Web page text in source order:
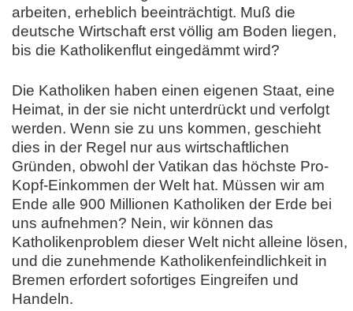
arbeiten, erheblich beeinträchtigt. Muß die
deutsche Wirtschaft erst völlig am Boden liegen,
bis die Katholikenflut eingedämmt wird?
Die Katholiken haben einen eigenen Staat, eine
Heimat, in der sie nicht unterdrückt und verfolgt
werden. Wenn sie zu uns kommen, geschieht
dies in der Regel nur aus wirtschaftlichen
Gründen, obwohl der Vatikan das höchste Pro-
Kopf-Einkommen der Welt hat. Müssen wir am
Ende alle 900 Millionen Katholiken der Erde bei
uns aufnehmen? Nein, wir können das
Katholikenproblem dieser Welt nicht alleine lösen,
und die zunehmende Katholikenfeindlichkeit in
Bremen erfordert sofortiges Eingreifen und
Handeln.